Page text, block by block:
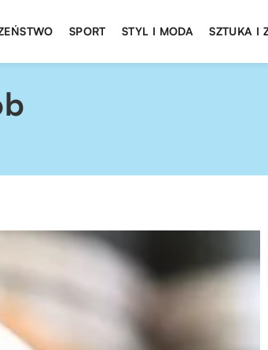
SPORT STYL I MODA SZTUKA I